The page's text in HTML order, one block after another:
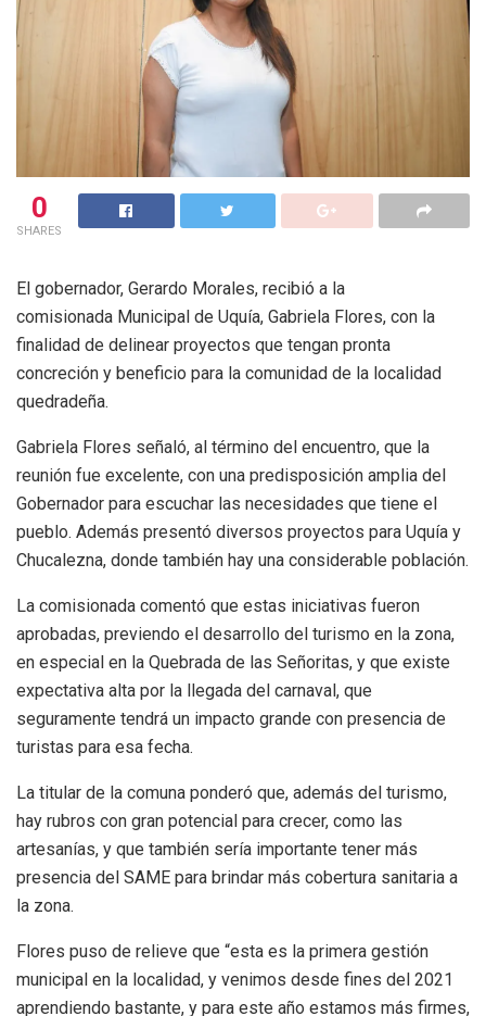
0
SHARES
El gobernador, Gerardo Morales, recibió a la
comisionada Municipal de Uquía, Gabriela Flores, con la
finalidad de delinear proyectos que tengan pronta
concreción y beneficio para la comunidad de la localidad
quedradeña.
Gabriela Flores señaló, al término del encuentro, que la
reunión fue excelente, con una predisposición amplia del
Gobernador para escuchar las necesidades que tiene el
pueblo. Además presentó diversos proyectos para Uquía y
Chucalezna, donde también hay una considerable población.
La comisionada comentó que estas iniciativas fueron
aprobadas, previendo el desarrollo del turismo en la zona,
en especial en la Quebrada de las Señoritas, y que existe
expectativa alta por la llegada del carnaval, que
seguramente tendrá un impacto grande con presencia de
turistas para esa fecha.
La titular de la comuna ponderó que, además del turismo,
hay rubros con gran potencial para crecer, como las
artesanías, y que también sería importante tener más
presencia del SAME para brindar más cobertura sanitaria a
la zona.
Flores puso de relieve que “esta es la primera gestión
municipal en la localidad, y venimos desde fines del 2021
aprendiendo bastante, y para este año estamos más firmes,